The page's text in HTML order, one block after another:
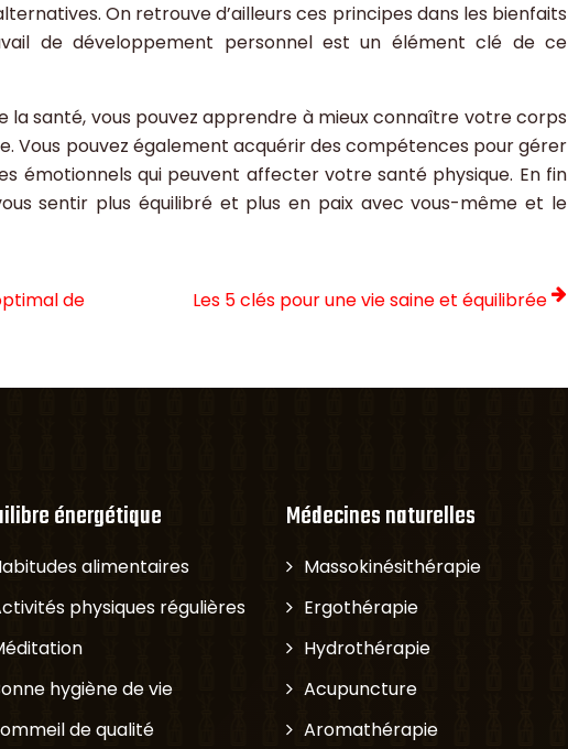
On retrouve d’ailleurs ces principes dans les bienfaits
de développement personnel est un élément clé de ce
la santé, vous pouvez apprendre à mieux connaître votre corps
Vous pouvez également acquérir des compétences pour gérer
émotionnels qui peuvent affecter votre santé physique. En fin
sentir plus équilibré et plus en paix avec vous-même et le
de
Les 5 clés pour une vie saine et équilibrée
énergétique
alimentaires
physiques régulières
hygiène de vie
de qualité
Médecines naturelles
Massokinésithérapie
Ergothérapie
Hydrothérapie
Acupuncture
Aromathérapie